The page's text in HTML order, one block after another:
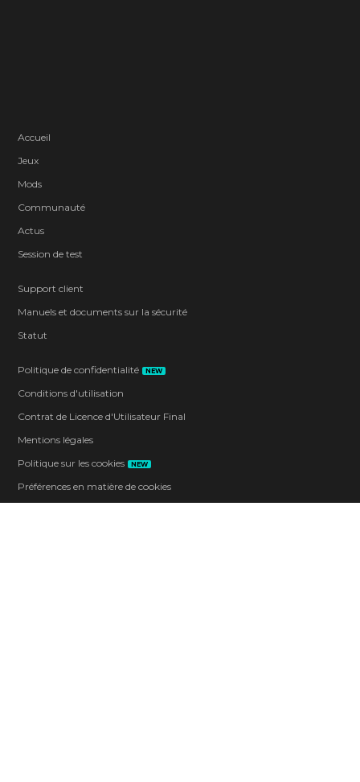
Accueil
Jeux
Mods
Communauté
Actus
Session de test
Support client
Manuels et documents sur la sécurité
Statut
Politique de confidentialité NEW
Conditions d'utilisation
Contrat de Licence d'Utilisateur Final
Mentions légales
Politique sur les cookies
NEW
Préférences en matière de cookies